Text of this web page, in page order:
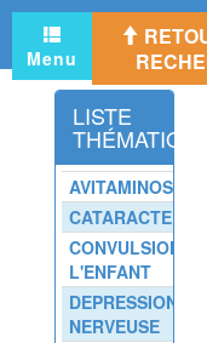
Menu
LISTE
THÉMATIQUE
AVITAMINOSES
CATARACTE
CONVULSIONS DE
L'ENFANT
DEPRESSION
NERVEUSE
CONSEILS
PURE
LA PROSTATE
LA PROSTATE -
HYPERTROPHIE
LA PROSTATE -
HYPERTROPHIE
LA PROSTATE -